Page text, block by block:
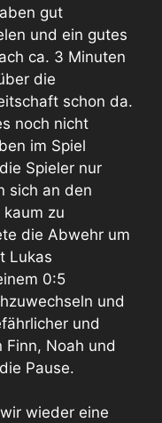
gut
und ein gutes
ca. 3 Minuten
die
schon da.
noch nicht
im Spiel
Spieler nur
sich an den
zu
die Abwehr um
Lukas
0:5
und
und
Finn, Noah und
Pause.
wieder eine